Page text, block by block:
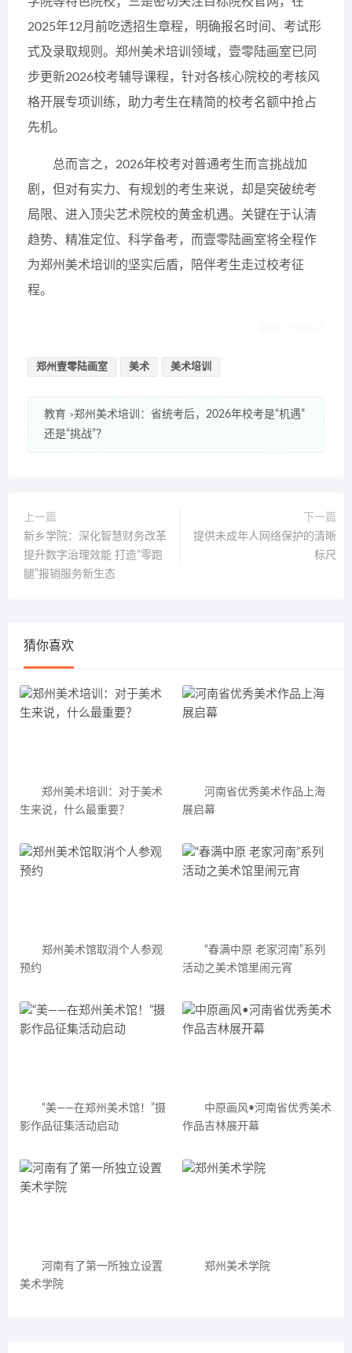
2025年12月前吃透招生章程，明确报名时间、考试形
式及录取规则。郑州美术培训领域，壹零陆画室已同
步更新2026校考辅导课程，针对各核心院校的考核风
格开展专项训练，助力考生在精简的校考名额中抢占
先机。
总而言之，2026年校考对普通考生而言挑战加
剧，但对有实力、有规划的考生来说，却是突破统考
局限、进入顶尖艺术院校的黄金机遇。关键在于认清
趋势、精准定位、科学备考，而壹零陆画室将全程作
为郑州美术培训的坚实后盾，陪伴考生走过校考征
程。
郑州壹零陆画室 美术 美术培训
教育 >郑州美术培训：省统考后，2026年校考是“机遇”
还是“挑战”？
上一篇
新乡学院：深化智慧财务改革
提升数字治理效能 打造“零跑
腿”报销服务新生态
下一篇
提供未成年人网络保护的清晰
标尺
猜你喜欢
郑州美术培训：对于美术
生来说，什么最重要？
河南省优秀美术作品上海
展启幕
郑州美术馆取消个人参观
预约
“春满中原 老家河南”系列
活动之美术馆里闹元宵
“美——在郑州美术馆！”摄
影作品征集活动启动
中原画风•河南省优秀美术
作品吉林展开幕
河南有了第一所独立设置
美术学院
郑州美术学院